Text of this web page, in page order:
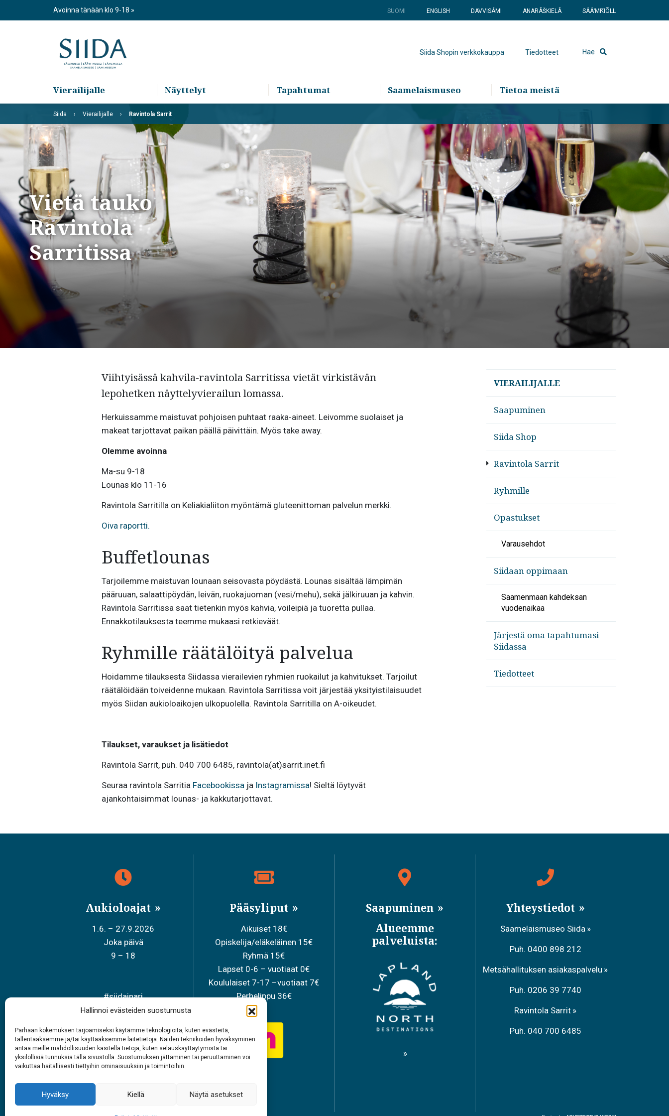
Hallinnoi evästeiden suostumusta
Parhaan kokemuksen tarjoamiseksi käytämme teknologioita, kuten evästeitä,
tallentaaksemme ja/tai käyttääksemme laitetietoja. Näiden tekniikoiden hyväksyminen
antaa meille mahdollisuuden käsitellä tietoja, kuten selauskäyttäytymistä tai
yksilöllisiä tunnuksia tällä sivustolla. Suostumuksen jättäminen tai peruuttaminen voi
vaikuttaa haitallisesti tiettyihin ominaisuuksiin ja toimintoihin.
Hyväksy Kiellä Näytä asetukset
Avoinna tänään klo 9-18 SUOMI ENGLISH DAVVISÁMI ANARÂŠKIELÂ SÄÄʹMǨIÕLL
Siida Shopin verkkokauppa Tiedotteet Hae
Vierailijalle Näyttelyt Tapahtumat Saamelaismuseo Tietoa meistä
Siida Vierailijalle Ravintola Sarrit
Vietä tauko
Ravintola
Sarritissa
Viihtyisässä kahvila-ravintola Sarritissa vietät virkistävän
lepohetken näyttelyvierailun lomassa.
Herkuissamme maistuvat pohjoisen puhtaat raaka-aineet. Leivomme suolaiset ja
makeat tarjottavat paikan päällä päivittäin. Myös take away.
Olemme avoinna
Ma-su 9-18
Lounas klo 11-16
Ravintola Sarritilla on Keliakialiiton myöntämä gluteenittoman palvelun merkki.
Oiva raportti.
Buffetlounas
Tarjoilemme maistuvan lounaan seisovasta pöydästä. Lounas sisältää lämpimän
pääruuan, salaattipöydän, leivän, ruokajuoman (vesi/mehu), sekä jälkiruuan ja kahvin.
Ravintola Sarritissa saat tietenkin myös kahvia, voileipiä ja tuoretta pullaa.
Ennakkotilauksesta teemme mukaasi retkieväät.
Ryhmille räätälöityä palvelua
Hoidamme tilauksesta Siidassa vierailevien ryhmien ruokailut ja kahvitukset. Tarjoilut
räätälöidään toiveidenne mukaan. Ravintola Sarritissa voit järjestää yksityistilaisuudet
myös Siidan aukioloaikojen ulkopuolella. Ravintola Sarritilla on A-oikeudet.
Tilaukset, varaukset ja lisätiedot
Ravintola Sarrit, puh. 040 700 6485, ravintola(at)sarrit.inet.fi
Seuraa ravintola Sarritia Facebookissaja Instagramissa! Sieltä löytyvät
ajankohtaisimmat lounas- ja kakkutarjottavat.
VIERAILIJALLE
Saapuminen
Siida Shop
Ravintola Sarrit
Ryhmille
Opastukset
Varausehdot
Siidaan oppimaan
Saamenmaan kahdeksan
vuodenaikaa
Järjestä oma tapahtumasi
Siidassa
Tiedotteet
Aukioloajat
1.6. – 27.9.2026
Joka päivä
9 – 18
#siidainari
#siidashop
Pääsyliput
Aikuiset 18€
Opiskelija/eläkeläinen 15€
Ryhmä 15€
Lapset 0-6 – vuotiaat 0€
Koululaiset 7-17 –vuotiaat 7€
Perhelippu 36€
Saapuminen
Alueemme
palveluista:
Yhteystiedot
Saamelaismuseo Siida
Puh. 0400 898 212
Metsähallituksen asiakaspalvelu
Puh. 0206 39 7740
Ravintola Sarrit
Puh. 040 700 6485